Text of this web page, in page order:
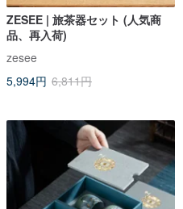
ZESEE | 旅茶器セット (人気商
品、再入荷)
zesee
5,994円 6,811円